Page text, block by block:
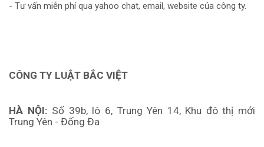
- Tư vấn miễn phí qua yahoo chat, email, website của công ty.
CÔNG TY LUẬT BẮC VIỆT
HÀ NỘI: Số 39b, lô 6, Trung Yên 14, Khu đô thị mới
Trung Yên - Đống Đa